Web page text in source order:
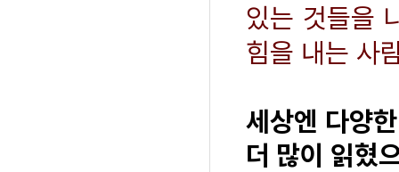
있는 것들을
힘을 내는 사
세상엔 다양
더 많이 읽혔